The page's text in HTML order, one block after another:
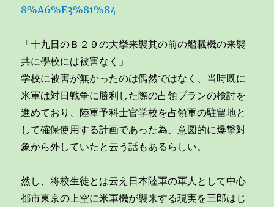
8%A6%E3%81%84
「十九日のＢ２９の大挙来襲其の前の艦載機の来襲
共に學校には被害なく」
学校に被害が無かったのは偶然ではなく、当時既に
米軍は対日戦争に勝利した際の占領プランの検討を
進めており、陸軍予科士官学校を占領軍の駐留地と
して確保使用する計画であった為、意図的に爆撃対
象から外していたと云う話もあるらしい。
然し、将校生徒とは云え日本陸軍の軍人として中心
都市東京の上空に米軍機が襲来する現実を三郎はじ